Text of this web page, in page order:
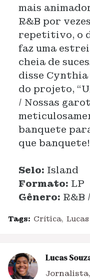
mais
R&B por
repetitivo, o
faz uma
cheia de
disse
do projeto,
/ Nossas
banquete
que banquete!
Selo: Island
Formato: LP
Gênero: R&B
Tags: Crítica
Lucas